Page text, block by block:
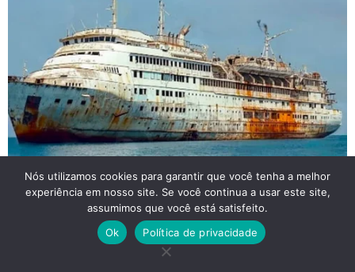
Nós utilizamos cookies para garantir que você tenha a melhor
experiência em nosso site. Se você continua a usar este site,
assumimos que você está satisfeito.
Ok
Política de privacidade